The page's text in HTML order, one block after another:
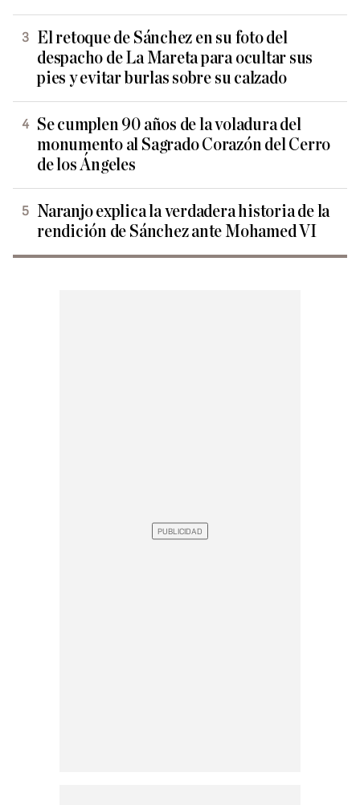
El retoque de Sánchez en su foto del
despacho de La Mareta para ocultar sus
pies y evitar burlas sobre su calzado
Se cumplen 90 años de la voladura del
monumento al Sagrado Corazón del Cerro
de los Ángeles
Naranjo explica la verdadera historia de la
rendición de Sánchez ante Mohamed VI